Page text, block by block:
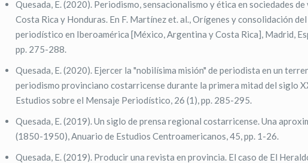
Quesada, E. (2020). Periodismo, sensacionalismo y ética en sociedades
Costa Rica y Honduras. En F. Martínez et. al., Orígenes y consolidación
periodístico en Iberoamérica [México, Argentina y Costa Rica], Madrid,
pp. 275-288.
Quesada, E. (2020). Ejercer la "nobilísima misión" de periodista en un
periodismo provinciano costarricense durante la primera mitad del siglo
Estudios sobre el Mensaje Periodístico, 26 (1), pp. 285-295.
Quesada, E. (2019). Un siglo de prensa regional costarricense. Una
(1850-1950), Anuario de Estudios Centroamericanos, 45, pp. 1-26.
Quesada, E. (2019). Producir una revista en provincia. El caso de El